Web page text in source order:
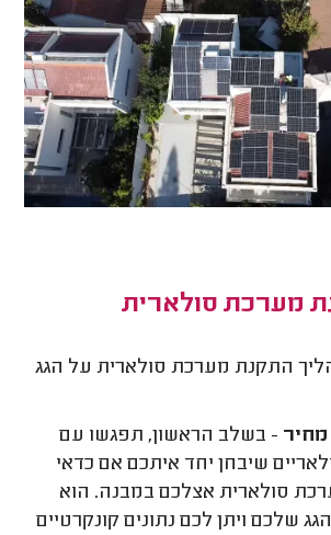
מערכת סולארית
התקנת מערכת סולארית על הגג
מחיר - בשלב הראשון, תפגשו עם
שיבחן יחד איתכם אם כדאי
סולארית אצלכם במבנה. הוא
שלכם ויתן לכם נתונים קונקרטיים